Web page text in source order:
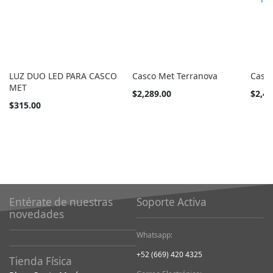
LUZ DUO LED PARA CASCO
MET
$315.00
Casco Met Terranova
Tan
$2,289.00
Tan
Entérate de nuestras
novedades
Tienda Física
Soporte Activa
Whatsapp:
+52 (669) 420 4325